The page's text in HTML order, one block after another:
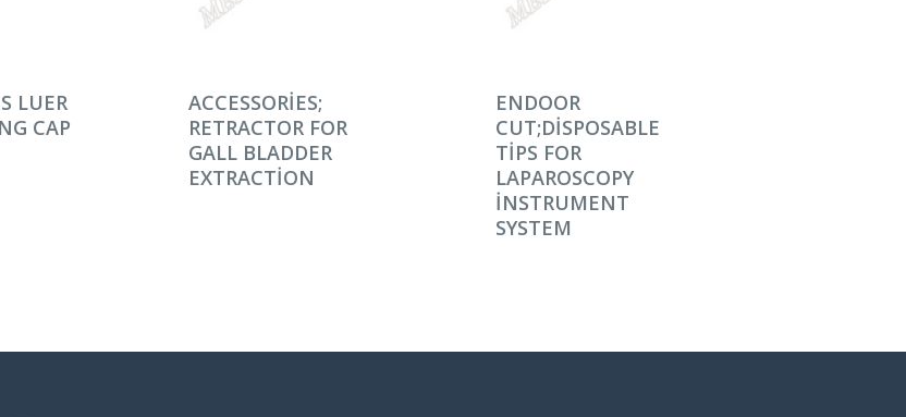
LUER
CAP
DEVAMINI OKU
ACCESSORIES;
RETRACTOR FOR
GALL BLADDER
EXTRACTION
DEVAMINI OKU
ENDOOR
CUT;DISPOSABLE
TIPS FOR
LAPAROSCOPY
INSTRUMENT
SYSTEM